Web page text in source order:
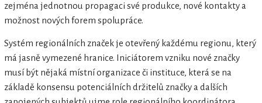
zejména jednotnou propagaci své produkce, nové kontakty a
možnost nových forem spolupráce.
Systém regionálních značek je otevřený každému regionu, který
má jasně vymezené hranice. Iniciátorem vzniku nové značky
musí být nějaká místní organizace či instituce, která se na
základě konsensu potenciálních držitelů značky a dalších